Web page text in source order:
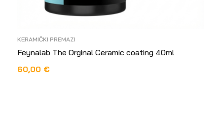
KERAMIČKI PREMAZI
Feynalab The Orginal Ceramic coating 40ml
60,00 €